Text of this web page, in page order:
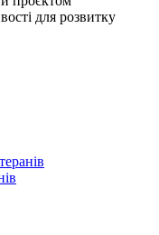
для розвитку